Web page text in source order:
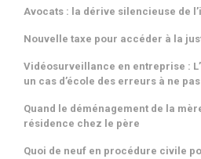
Avocats : la dérive silencieuse de
Nouvelle taxe pour accéder à la
Vidéosurveillance en entreprise :
un cas d’école des erreurs à ne
Quand le déménagement de la
résidence chez le père
Quoi de neuf en procédure civile
LISTE DES VENTES AUX ENCHÈRES
Les avocats à travers l’histoire
L’absence de mention de la
CONDITIONS POUR ENCHERIR
DOMAINES D'INTERVENTION
Le décret du 27 novembre 2012